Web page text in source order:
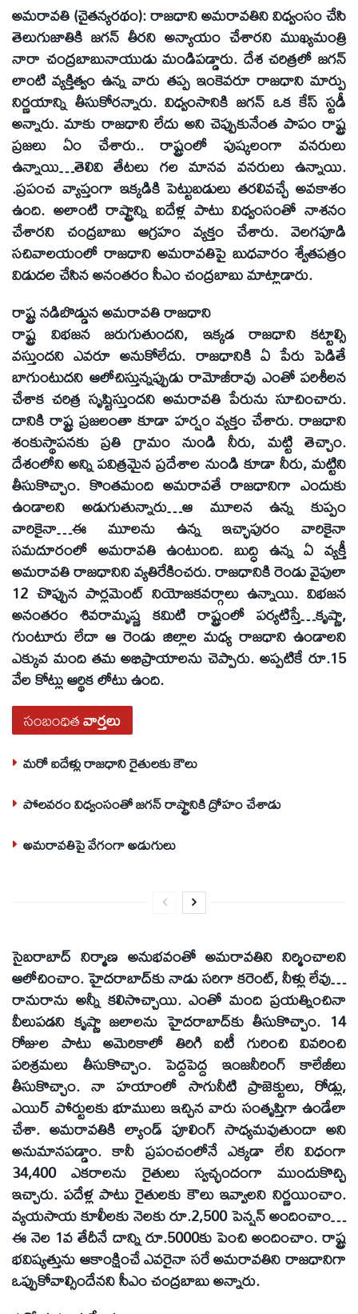
అమరావతి (చైతన్యరథం): రాజధాని అమరావతిని విధ్వంసం చేసి
తెలుగుజాతికి జగన్‌ తీరని అన్యాయం చేశారని ముఖ్యమంత్రి
నారా చంద్రబాబునాయుడు మండిపడ్డారు. దేశ చరిత్రలో జగన్‌
లాంటి వ్యక్తిత్వం ఉన్న వారు తప్ప ఇంకెవరూ రాజధాని మార్పు
నిర్ణయాన్ని తీసుకోరన్నారు. విధ్వంసానికి జగన్‌ ఒక కేస్‌ స్టడీ
అన్నారు. మాకు రాజధాని లేదు అని చెప్పుకునేంత పాపం రాష్ట్ర
ప్రజలు ఏం చేశారు.. రాష్ట్రంలో పుష్కలంగా వనరులు
ఉన్నాయి…తెలివి తేటలు గల మానవ వనరులు ఉన్నాయి.
.ప్రపంచ వ్యాప్తంగా ఇక్కడికి పెట్టుబడులు తరలివచ్చే అవకాశం
ఉంది. అలాంటి రాష్ట్రాన్ని ఐదేళ్ల పాటు విధ్వంసంతో నాశనం
చేశారని చంద్రబాబు ఆగ్రహం వ్యక్తం చేశారు. వెలగపూడి
సచివాలయంలో రాజధాని అమరావతిపై బుధవారం శ్వేతపత్రం
విడుదల చేసిన అనంతరం సీఎం చంద్రబాబు మాట్లాడారు.
రాష్ట్ర నడిబొడ్డున అమరావతి రాజధాని
రాష్ట్ర విభజన జరుగుతుందని, ఇక్కడ రాజధాని కట్టాల్సి
వస్తుందని ఎవరూ అనుకోలేదు. రాజధానికి ఏ పేరు పెడితే
బాగుంటుదని ఆలోచిస్తున్నప్పుడు రామోజీరావు ఎంతో పరిశీలన
చేశాక చరిత్ర సృష్టిస్తుందని అమరావతి పేరును సూచించారు.
దానికి రాష్ట్ర ప్రజలంతా కూడా హర్షం వ్యక్తం చేశారు. రాజధాని
శంకుస్థాపనకు ప్రతి గ్రామం నుండి నీరు, మట్టి తెచ్చాం.
దేశంలోని అన్ని పవిత్రమైన ప్రదేశాల నుండి కూడా నీరు, మట్టిని
తీసుకొచ్చాం. కొంతమంది అమరావతే రాజధానిగా ఎందుకు
ఉండాలని అడుగుతున్నారు…ఆ మూలన ఉన్న కుప్పం
వారికైనా…ఈ మూలను ఉన్న ఇచ్ఛాపురం వారికైనా
సమదూరంలో అమరావతి ఉంటుంది. బుద్ధి ఉన్న ఏ వ్యక్తీ
అమరావతి రాజధానిని వ్యతిరేకించరు. రాజధానికి రెండు వైపులా
12 చొప్పున పార్లమెంట్‌ నియోజకవర్గాలు ఉన్నాయి. విభజన
అనంతరం శివరామృష్ణ కమిటి రాష్ట్రంలో పర్యటిస్తే…కృష్ణా,
గుంటూరు లేదా ఆ రెండు జిల్లాల మధ్య రాజధాని ఉండాలని
ఎక్కువ మంది తమ అభిప్రాయాలను చెప్పారు. అప్పటికే రూ.15
వేల కోట్లు ఆర్థిక లోటు ఉంది.
సంబంధితవార్తలు
మరో ఐదేళ్లు రాజధాని రైతులకు కౌలు
పోలవరం విధ్వంసంతో జగన్‌ రాష్ట్రానికి ద్రోహం చేశాడు
అమరావతిపై వేగంగా అడుగులు
సైబరాబాద్‌ నిర్మాణ అనుభవంతో అమరావతిని నిర్మించాలని
ఆలోచించాం. హైదరాబాద్‌కు నాడు సరిగా కరెంట్‌, నీళ్లు లేవు…
రానురాను అన్నీ కలిసొచ్చాయి. ఎంతో మంది ప్రయత్నించినా
వీలుపడని కృష్ణా జలాలను హైదరాబాద్‌కు తీసుకొచ్చాం. 14
రోజుల పాటు అమెరికాలో తిరిగి ఐటీ గురించి వివరించి
పరిశ్రమలు తీసుకొచ్చాం. పెద్దపెద్ద ఇంజనీరింగ్‌ కాలేజీలు
తీసుకొచ్చాం. నా హయాంలో సాగునీటి ప్రాజెక్టులు, రోడ్లు,
ఎయిర్‌ పోర్టులకు భూములు ఇచ్చిన వారు సంతృప్తిగా ఉండేలా
చేశా. అమరావతికి ల్యాండ్‌ పూలింగ్‌ సాధ్యమవుతుందా అని
అనుమానపడ్డాం. కానీ ప్రపంచంలోనే ఎక్కడా లేని విధంగా
34,400 ఎకరాలను రైతులు స్వచ్ఛందంగా ముందుకొచ్చి
ఇచ్చారు. పదేళ్ల పాటు రైతులకు కౌలు ఇవ్వాలని నిర్ణయించాం.
వ్యయసాయ కూలీలకు నెలకు రూ.2,500 పెన్షన్‌ అందించాం…
ఈ నెల 1వ తేదీనే దాన్ని రూ.5000కు పెంచి అందించాం. రాష్ట్ర
భవిష్యత్తును ఆకాంక్షించే ఎవరైనా సరే అమరావతిని రాజధానిగా
ఒప్పుకోవాల్సిందేనని సీఎం చంద్రబాబు అన్నారు.